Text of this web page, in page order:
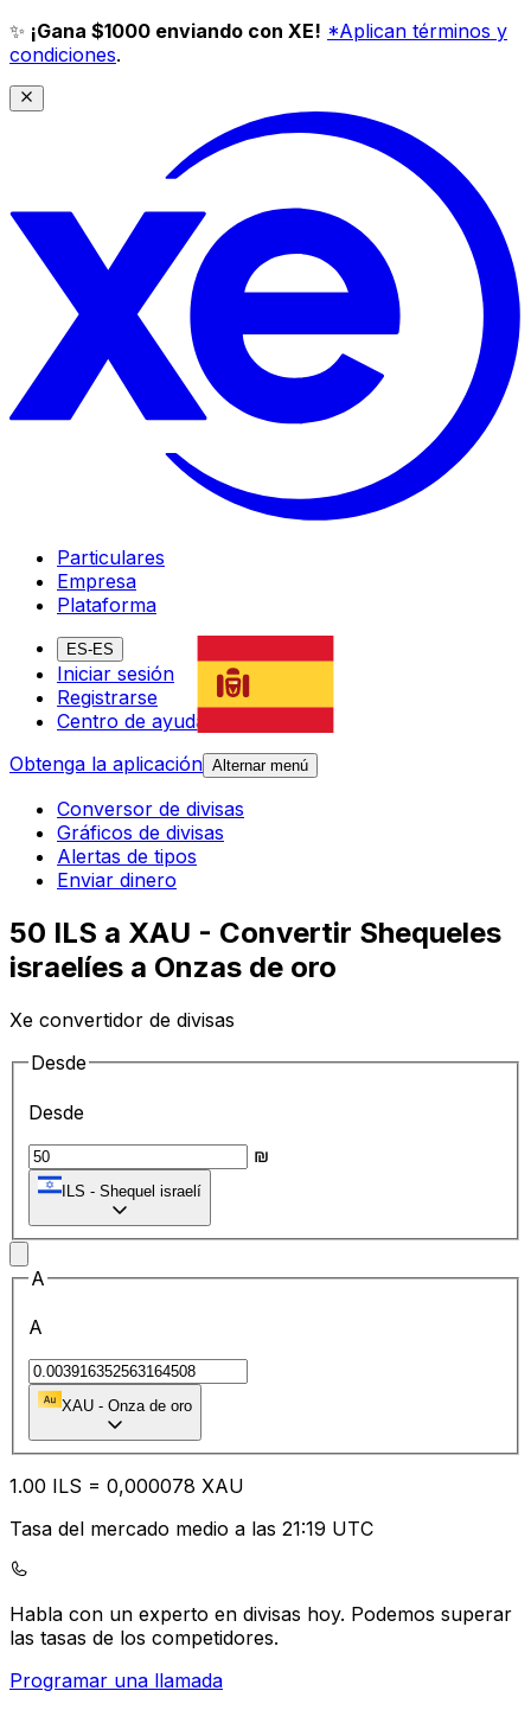
✨ ¡Gana $1000 enviando con XE! *Aplican términos y
condiciones.
Particulares
Empresa
Plataforma
ES-ES
Iniciar sesión
Registrarse
Centro de ayuda
Obtenga la aplicación Alternar menú
Conversor de divisas
Gráficos de divisas
Alertas de tipos
Enviar dinero
50 ILS a XAU - Convertir Shequeles
israelíes a Onzas de oro
Xe convertidor de divisas
Desde
Desde
₪
ILS - Shequel israelí
A
A
XAU - Onza de oro
1.00 ILS = 0,000078 XAU
Tasa del mercado medio a las 21:19 UTC
Habla con un experto en divisas hoy. Podemos superar
las tasas de los competidores.
Programar una llamada